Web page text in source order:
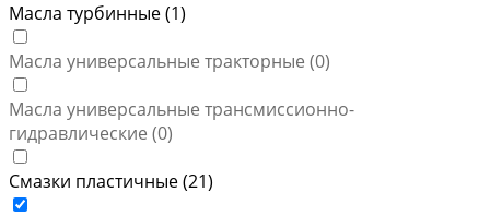
Масла турбинные (1)
Масла универсальные тракторные (0)
Масла универсальные трансмиссионно-
гидравлические (0)
Смазки пластичные (21)